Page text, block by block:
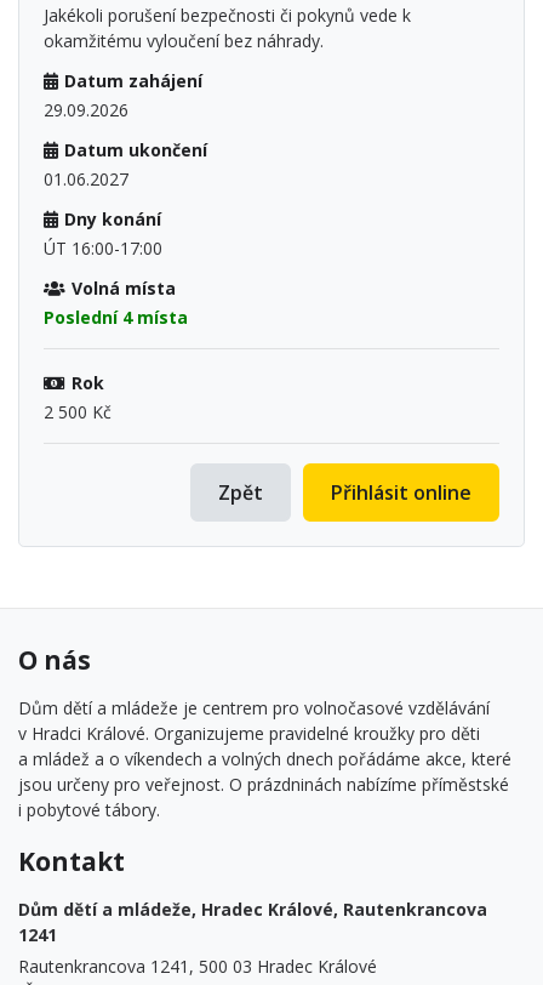
Jakékoli porušení bezpečnosti či pokynů vede k
okamžitému vyloučení bez náhrady.
Datum zahájení
29.09.2026
Datum ukončení
01.06.2027
Dny konání
ÚT 16:00-17:00
Volná místa
Poslední 4 místa
Rok
2 500 Kč
Přihlásit online
Zpět
O nás
Dům dětí a mládeže je centrem pro volnočasové vzdělávání
v Hradci Králové. Organizujeme pravidelné kroužky pro děti
a mládež a o víkendech a volných dnech pořádáme akce, které
jsou určeny pro veřejnost. O prázdninách nabízíme příměstské
i pobytové tábory.
Kontakt
Dům dětí a mládeže, Hradec Králové, Rautenkrancova
1241
Rautenkrancova 1241, 500 03 Hradec Králové